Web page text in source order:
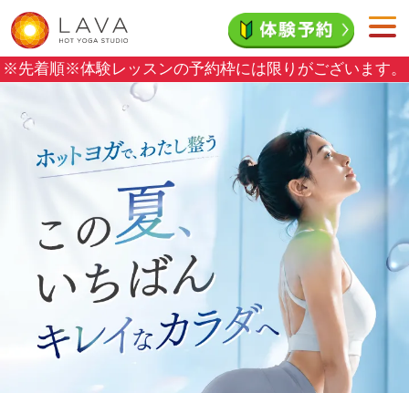
※先着順※体験レッスンの予約枠には限りがございます。